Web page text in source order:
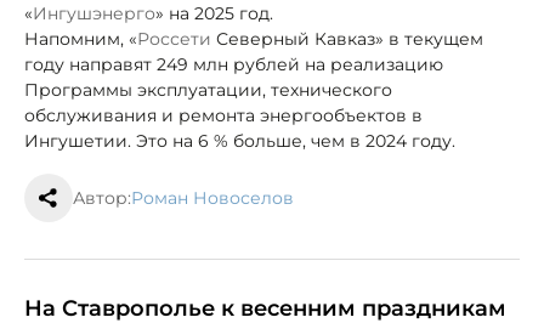
«Ингушэнерго» на 2025 год.
Напомним, «Россети Северный Кавказ» в текущем
году направят 249 млн рублей на реализацию
Программы эксплуатации, технического
обслуживания и ремонта энергообъектов в
Ингушетии. Это на 6 % больше, чем в 2024 году.
Автор:Роман Новоселов
На Ставрополье к весенним праздникам